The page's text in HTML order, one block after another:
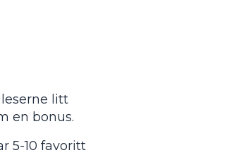
litt
en bonus.
5-10 favoritt